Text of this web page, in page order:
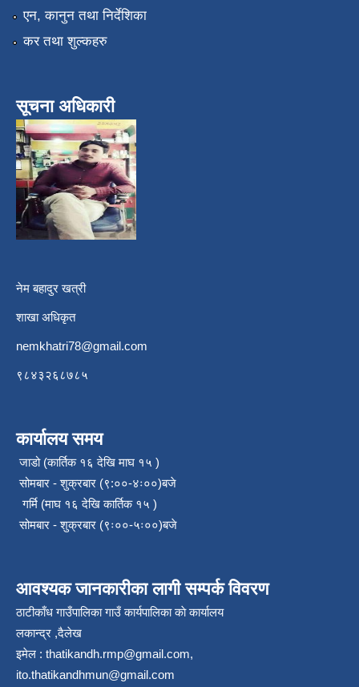
एन, कानुन तथा निर्देशिका
कर तथा शुल्कहरु
सूचना अधिकारी
नेम बहादुर खत्री
शाखा अधिकृत
nemkhatri78@gmail.com
९८४३२६८७८५
कार्यालय समय
जाडो (कार्तिक १६ देखि माघ १५ )
सोमबार - शुक्रबार (९:००-४ः००)बजे
गर्मि (माघ १६ देखि कार्तिक १५ )
सोमबार - शुक्रबार (९ः००-५ः००)बजे
आवश्यक जानकारीका लागी सम्पर्क विवरण
ठाटीकाँध गाउँपालिका गाउँ कार्यपालिका काे कार्यालय
लकान्द्र ,दैलेख
इमेल : thatikandh.rmp@gmail.com,
ito.thatikandhmun@gmail.com